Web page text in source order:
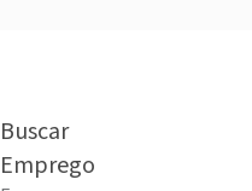
Buscar
Emprego